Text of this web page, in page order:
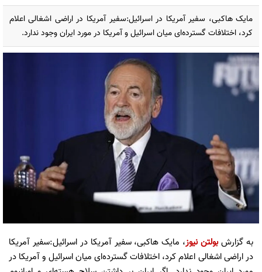
مایک هاکبی، سفیر آمریکا در اسرائیل:سفیر آمریکا در اراضی اشغالی اعلام
کرد، اختلافات گسترده‌ای میان اسرائیل و آمریکا در مورد ایران وجود ندارد.
به گزارشبولتن نیوز، مایک هاکبی، سفیر آمریکا در اسرائیل:سفیر آمریکا
در اراضی اشغالی اعلام کرد، اختلافات گسترده‌ای میان اسرائیل و آمریکا در